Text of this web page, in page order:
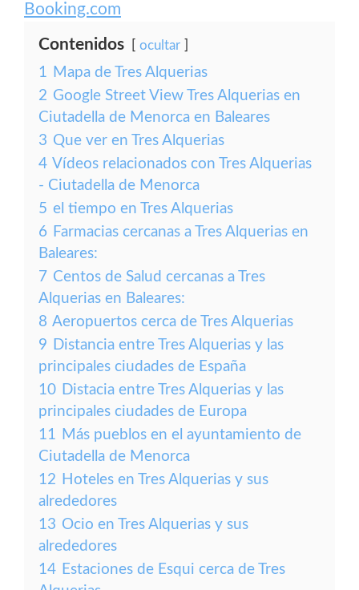
Booking.com
Contenidos ocultar
1 Mapa de Tres Alquerias
2 Google Street View Tres Alquerias en
Ciutadella de Menorca en Baleares
3 Que ver en Tres Alquerias
4 Vídeos relacionados con Tres Alquerias
- Ciutadella de Menorca
5 el tiempo en Tres Alquerias
6 Farmacias cercanas a Tres Alquerias en
Baleares:
7 Centos de Salud cercanas a Tres
Alquerias en Baleares:
8 Aeropuertos cerca de Tres Alquerias
9 Distancia entre Tres Alquerias y las
principales ciudades de España
10 Distacia entre Tres Alquerias y las
principales ciudades de Europa
11 Más pueblos en el ayuntamiento de
Ciutadella de Menorca
12 Hoteles en Tres Alquerias y sus
alrededores
13 Ocio en Tres Alquerias y sus
alrededores
14 Estaciones de Esqui cerca de Tres